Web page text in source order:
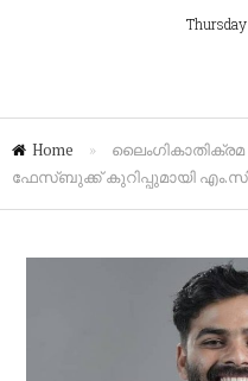
Home »
ലൈംഗികാതിക്രമ
ഫേസ്ബുക്ക് കുറിപ്പുമായി